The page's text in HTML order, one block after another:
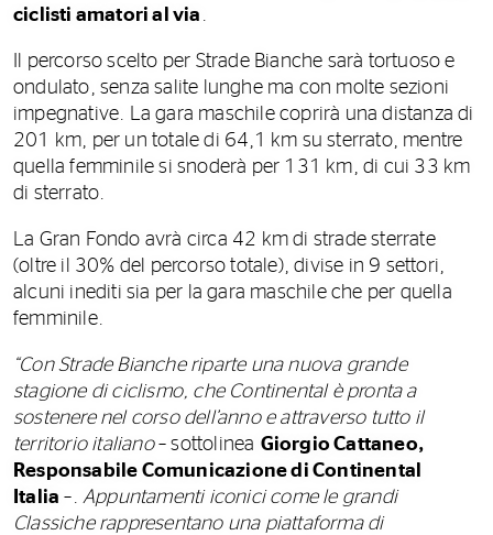
ciclisti amatori al via .
Il percorso scelto per Strade Bianche sarà tortuoso e
ondulato, senza salite lunghe ma con molte sezioni
impegnative. La gara maschile coprirà una distanza di
201 km, per un totale di 64,1 km su sterrato, mentre
quella femminile si snoderà per 131 km, di cui 33 km
di sterrato.
La Gran Fondo avrà circa 42 km di strade sterrate
(oltre il 30% del percorso totale), divise in 9 settori,
alcuni inediti sia per la gara maschile che per quella
femminile.
“Con Strade Bianche riparte una nuova grande
stagione di ciclismo, che Continental è pronta a
sostenere nel corso dell’anno e attraverso tutto il
territorio italiano– sottolinea Giorgio Cattaneo,
Responsabile Comunicazione di Continental
Italia –. Appuntamenti iconici come le grandi
Classiche rappresentano una piattaforma di